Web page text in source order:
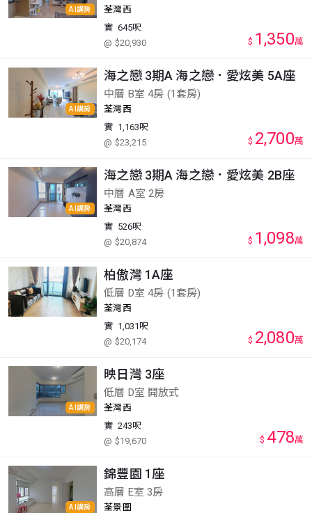
AI講房
荃灣西
實 645呎
@ $20,930
$ 1,350萬
AI講房
海之戀 3期A 海之戀．愛炫美 5A座
中層 B室 4房 (1套房)
荃灣西
實 1,163呎
@ $23,215
$ 2,700萬
AI講房
海之戀 3期A 海之戀．愛炫美 2B座
中層 A室 2房
荃灣西
實 526呎
@ $20,874
$ 1,098萬
柏傲灣 1A座
低層 D室 4房 (1套房)
荃灣西
實 1,031呎
@ $20,174
$ 2,080萬
AI講房
映日灣 3座
低層 D室 開放式
荃灣西
實 243呎
@ $19,670
$ 478萬
AI講房
錦豐園 1座
高層 E室 3房
荃景圍